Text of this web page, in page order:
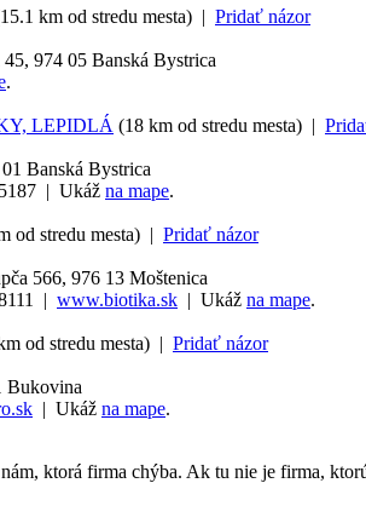
km od stredu mesta) | Pridať názor
974 05 Banská Bystrica
.
LEPIDLÁ (18 km od stredu mesta) |
Banská Bystrica
| Ukáž na mape.
od stredu mesta) | Pridať názor
566, 976 13 Moštenica
| www.biotika.sk | Ukáž na mape.
od stredu mesta) | Pridať názor
Bukovina
| Ukáž na mape.
ktorá firma chýba. Ak tu nie je firma,